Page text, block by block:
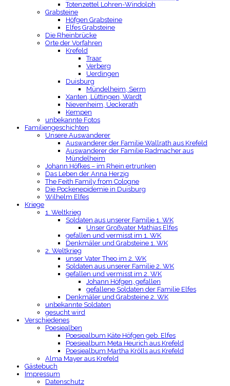
Totenzettel Lohren-Windolph
Grabsteine
Höfgen Grabsteine
Elfes Grabsteine
Die Rheinbrücke
Orte der Vorfahren
Krefeld
Traar
Verberg
Uerdingen
Duisburg
Mündelheim, Serm
Xanten, Lüttingen, Wardt
Nievenheim, Ueckerath
Kempen
unbekannte Fotos
Familiengeschichten
Unsere Auswanderer
Auswanderer der Familie Wallrath aus Krefeld
Auswanderer der Familie Radmacher aus
Mündelheim
Johann Höfkes – im Rhein ertrunken
Das Leben der Anna Herzig
The Feith Family from Cologne
Die Pockenepidemie in Duisburg
Wilhelm Elfes
Kriege
1. Weltkrieg
Soldaten aus unserer Familie 1. WK
Unser Großvater Mathias Elfes
gefallen und vermisst im 1. WK
Denkmäler und Grabsteine 1. WK
2. Weltkrieg
unser Vater Theo im 2. WK
Soldaten aus unserer Familie 2. WK
gefallen und vermisst im 2. WK
Johann Höfgen, gefallen
gefallene Soldaten der Familie Elfes
Denkmäler und Grabsteine 2. WK
unbekannte Soldaten
gesucht wird
Verschiedenes
Poesiealben
Poesiealbum Käte Höfgen geb. Elfes
Poesiealbum Meta Heurich aus Krefeld
Poesiealbum Martha Krölls aus Krefeld
Alma Mayer aus Krefeld
Gästebuch
Impressum
Datenschutz